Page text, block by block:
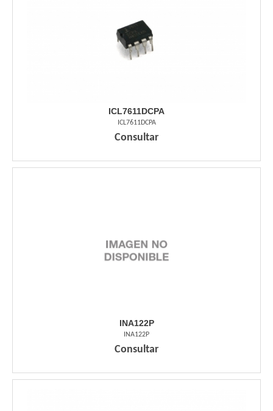
ICL7611DCPA
ICL7611DCPA
Consultar
INA122P
INA122P
Consultar